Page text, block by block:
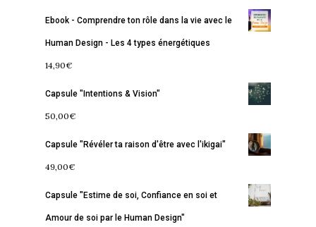
Ebook - Comprendre ton rôle dans la vie avec le
Human Design - Les 4 types énergétiques
14,90€
Capsule "Intentions & Vision"
50,00€
Capsule "Révéler ta raison d'être avec l'ikigai"
49,00€
Capsule "Estime de soi, Confiance en soi et
Amour de soi par le Human Design"
Accueil
Commence ici
Se découvrir
S’équilibrer
Services
Lectures de Human
Programmes
À propos